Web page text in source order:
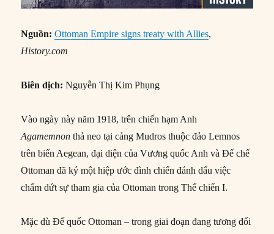
Nguồn: Ottoman Empire signs treaty with Allies,
History.com
Biên dịch: Nguyễn Thị Kim Phụng
Vào ngày này năm 1918, trên chiến hạm Anh
Agamemnon thả neo tại cảng Mudros thuộc đảo Lemnos
trên biển Aegean, đại diện của Vương quốc Anh và Đế chế
Ottoman đã ký một hiệp ước đình chiến đánh dấu việc
chấm dứt sự tham gia của Ottoman trong Thế chiến I.
Mặc dù Đế quốc Ottoman – trong giai đoạn đang tương đối